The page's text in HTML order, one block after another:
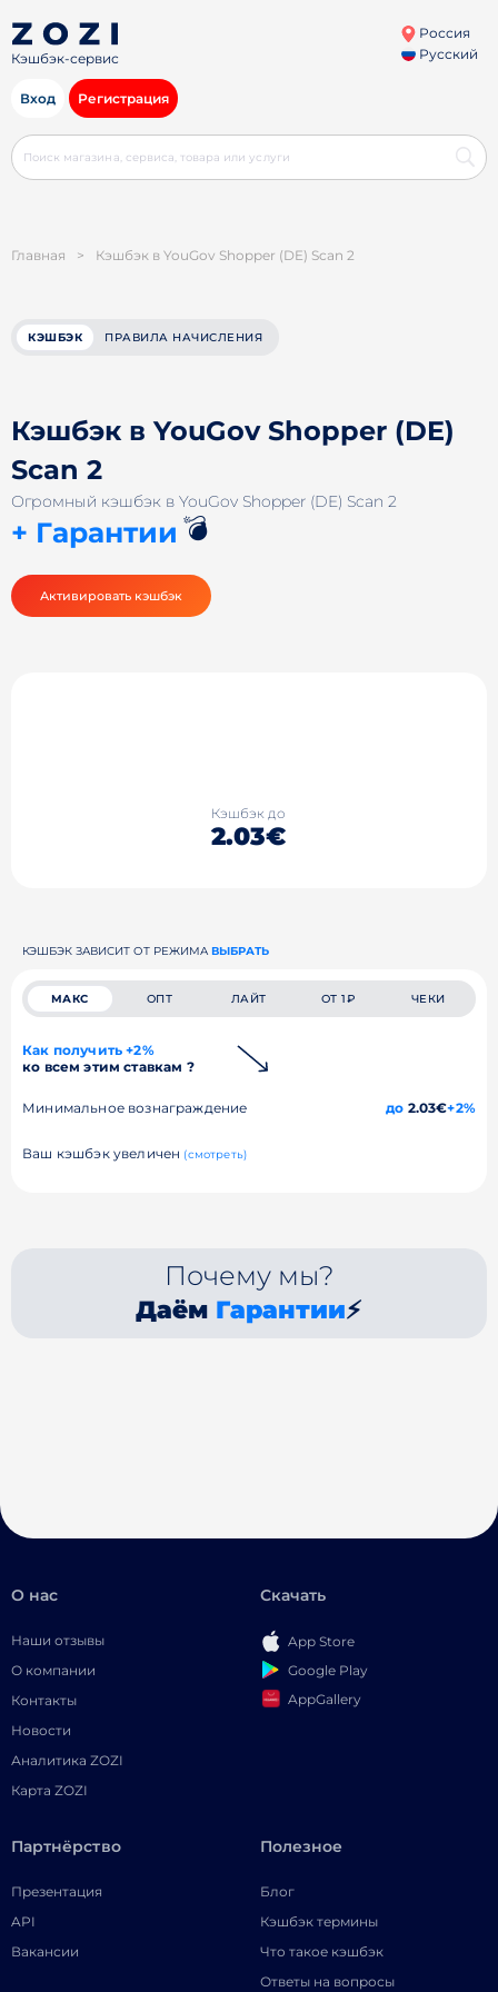
Кэшбэк-сервис
Россия
Русский
Вход Регистрация
Главная > Кэшбэк в YouGov Shopper (DE) Scan 2
КЭШБЭК ПРАВИЛА НАЧИСЛЕНИЯ
Кэшбэк в YouGov Shopper (DE)
Scan 2
Огромный кэшбэк в YouGov Shopper (DE) Scan 2
+ Гарантии 💣
Активировать кэшбэк
Кэшбэк до
2.03€
КЭШБЭК ЗАВИСИТ ОТ РЕЖИМА ВЫБРАТЬ
МАКС ОПТ ЛАЙТ ОТ 1₽ ЧЕКИ
Как получить +2%
ко всем этим ставкам ?
Минимальное вознаграждение до 2.03€+2%
Ваш кэшбэк увеличен (смотреть)
Почему мы?
Даём Гарантии⚡
О нас
Наши отзывы
О компании
Контакты
Новости
Аналитика ZOZI
Карта ZOZI
Скачать
App Store
Google Play
AppGallery
Партнёрство
Презентация
API
Вакансии
Полезное
Блог
Кэшбэк термины
Что такое кэшбэк
Ответы на вопросы